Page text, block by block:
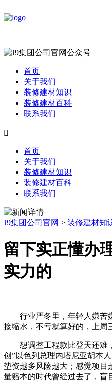
首页
关于我们
装修建材知识
装修建材百科
联系我们

首页
关于我们
装修建材知识
装修建材百科
联系我们
J9集团公司官网 > 装修建材知
留下实正懂办
实力的
行业严冬里，年轻人嫌苦
接缩水，不亏就算好的，上周
想调整工程款比登天还难
创”以色列总理内塔尼亚胡本
垫资越多风险越大；感觉项目
量赔本的时代曾经过去了，盲